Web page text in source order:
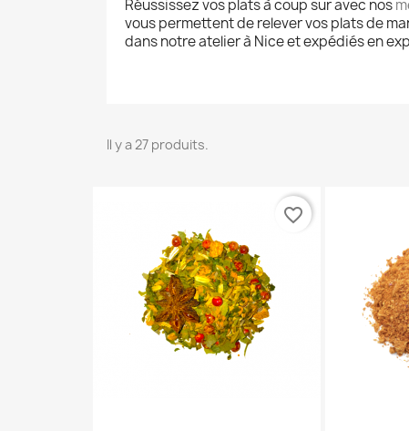
Réussissez vos plats à coup sur avec nos
vous permettent de relever vos plats de
dans notre atelier à Nice et expédiés en
Il y a 27 produits.
favorite_border